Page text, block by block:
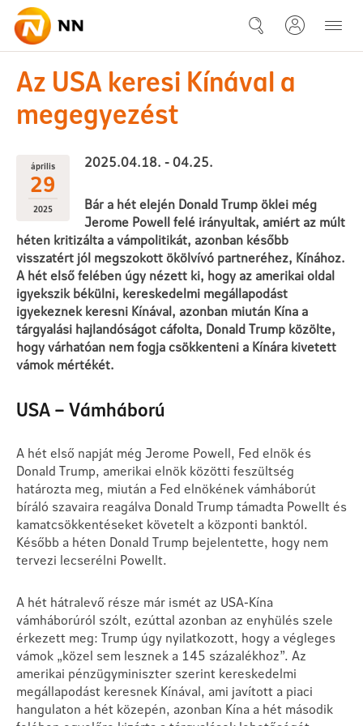
Ugrás a fő tartalomhoz
2025-04-18- 04-25 Az USA
Az USA keresi Kínával a
megegyezést
április
29
2025
2025.04.18. - 04.25.
Bár a hét elején Donald Trump öklei még
Jerome Powell felé irányultak, amiért az múlt
héten kritizálta a vámpolitikát, azonban később
visszatért jól megszokott ökölvívó partneréhez, Kínához.
A hét első felében úgy nézett ki, hogy az amerikai oldal
igyekszik békülni, kereskedelmi megállapodást
igyekeznek keresni Kínával, azonban miután Kína a
tárgyalási hajlandóságot cáfolta, Donald Trump közölte,
hogy várhatóan nem fogja csökkenteni a Kínára kivetett
vámok mértékét.
USA – Vámháború
A hét első napját még Jerome Powell, Fed elnök és
Donald Trump, amerikai elnök közötti feszültség
határozta meg, miután a Fed elnökének vámháborút
bíráló szavaira reagálva Donald Trump támadta Powellt és
kamatcsökkentéseket követelt a központi banktól.
Később a héten Donald Trump bejelentette, hogy nem
tervezi lecserélni Powellt.
A hét hátralevő része már ismét az USA-Kína
vámháborúról szólt, ezúttal azonban az enyhülés szele
érkezett meg: Trump úgy nyilatkozott, hogy a végleges
vámok „közel sem lesznek a 145 százalékhoz”. Az
amerikai pénzügyminiszter szerint kereskedelmi
megállapodást keresnek Kínával, ami javított a piaci
hangulaton a hét közepén, azonban Kína a hét második